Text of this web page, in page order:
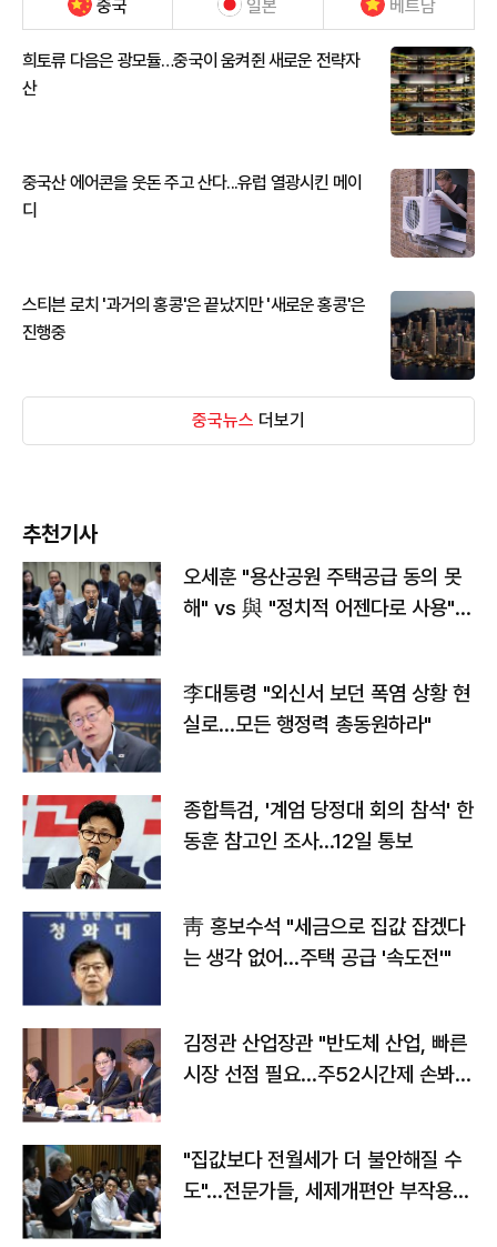
중국 일본 베트남
희토류 다음은 광모듈…중국이 움켜쥔 새로운 전략자
산
중국산 에어콘을 웃돈 주고 산다...유럽 열광시킨 메이
디
스티븐 로치 '과거의 홍콩'은 끝났지만 '새로운 홍콩'은
진행중
중국뉴스 더보기
추천기사
오세훈 "용산공원 주택공급 동의 못
해" vs 與 "정치적 어젠다로 사용"
李대통령 "외신서 보던 폭염 상황 현
실로…모든 행정력 총동원하라"
종합특검, '계엄 당정대 회의 참석' 한
동훈 참고인 조사...12일 통보
靑 홍보수석 "세금으로 집값 잡겠다
는 생각 없어…주택 공급 '속도전'"
김정관 산업장관 "반도체 산업, 빠른
시장 선점 필요…주52시간제 손봐
"집값보다 전월세가 더 불안해질 수
도"…전문가들, 세제개편안 부작용